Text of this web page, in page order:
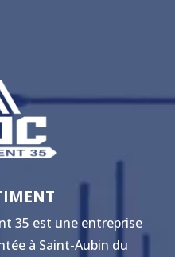
35 est une entreprise
à Saint-Aubin du